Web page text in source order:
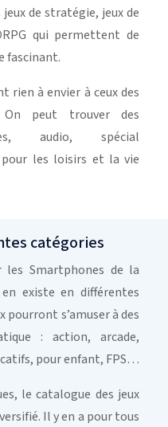
de stratégie, jeux de
qui permettent de
fascinant.
rien à envier à ceux des
On peut trouver des
audio, spécial
les loisirs et la vie
catégories
les Smartphones de la
existe en différentes
pourront s’amuser à des
: action, arcade,
pour enfant, FPS…
le catalogue des jeux
Il y en a pour tous